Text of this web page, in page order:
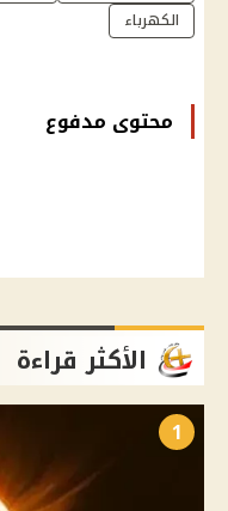
الكهرباء
محتوى مدفوع
الأكثر قراءة
1